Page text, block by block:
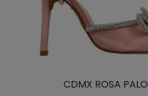
CDMX ROSA PALO